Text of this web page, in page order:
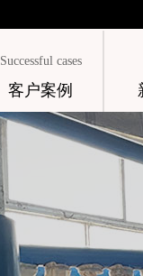
Successful cases
客户案例